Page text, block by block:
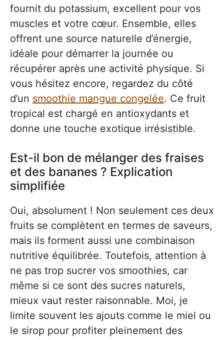
fournit du potassium, excellent pour vos
muscles et votre cœur. Ensemble, elles
offrent une source naturelle d’énergie,
idéale pour démarrer la journée ou
récupérer après une activité physique. Si
vous hésitez encore, regardez du côté
d’un smoothie mangue congelée. Ce fruit
tropical est chargé en antioxydants et
donne une touche exotique irrésistible.
Est-il bon de mélanger des fraises
et des bananes ? Explication
simplifiée
Oui, absolument ! Non seulement ces deux
fruits se complètent en termes de saveurs,
mais ils forment aussi une combinaison
nutritive équilibrée. Toutefois, attention à
ne pas trop sucrer vos smoothies, car
même si ce sont des sucres naturels,
mieux vaut rester raisonnable. Moi, je
limite souvent les ajouts comme le miel ou
le sirop pour profiter pleinement des